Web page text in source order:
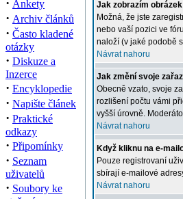
· Ankety
· Archiv článků
· Často kladené
otázky
· Diskuze a
Inzerce
· Encyklopedie
· Napište článek
· Praktické
odkazy
· Připomínky
· Seznam
uživatelů
· Soubory ke
Jak zobrazím
Možná, že jste
nebo vaší pozici ve
naloží (v jaké podobě
Návrat nahoru
Jak změní svoje
Obecně vzato, svoje
rozlišení počtu vámi
vyšší úrovně.
Návrat nahoru
Když kliknu na e-
Pouze registrovaní
sbírají e-mailové
Návrat nahoru